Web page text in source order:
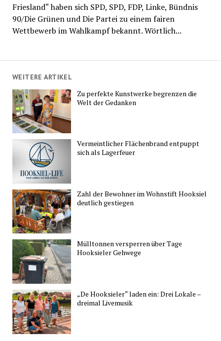
Friesland“ haben sich SPD, SPD, FDP, Linke, Bündnis
90/Die Grünen und Die Partei zu einem fairen
Wettbewerb im Wahlkampf bekannt. Wörtlich...
WEITERE ARTIKEL
Zu perfekte Kunstwerke begrenzen die
Welt der Gedanken
Vermeintlicher Flächenbrand entpuppt
sich als Lagerfeuer
Zahl der Bewohner im Wohnstift Hooksiel
deutlich gestiegen
Mülltonnen versperren über Tage
Hooksieler Gehwege
„De Hooksieler“ laden ein: Drei Lokale –
dreimal Livemusik